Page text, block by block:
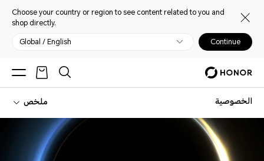
Choose your country or region to see content related to you and
shop directly.
Global / English Continue
الخصوصية ملخص